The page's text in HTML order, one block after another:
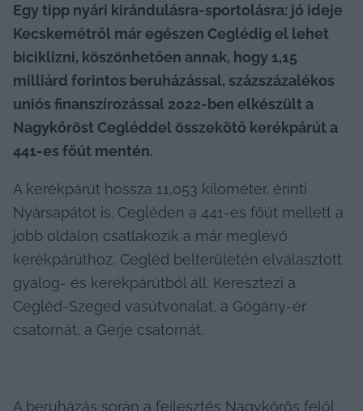
Egy tipp nyári kirándulásra-sportolásra: jó ideje
Kecskemétről már egészen Ceglédig el lehet
biciklizni, köszönhetően annak, hogy 1,15
milliárd forintos beruházással, százszázalékos
uniós finanszírozással 2022-ben elkészült a
Nagykőröst Cegléddel összekötő kerékpárút a
441-es főút mentén.
A kerékpárút hossza 11,053 kilométer, érinti
Nyársapátot is. Cegléden a 441-es főút mellett a
jobb oldalon csatlakozik a már meglévő
kerékpárúthoz, Cegléd belterületén elválasztott
gyalog- és kerékpárútból áll. Keresztezi a
Cegléd-Szeged vasútvonalat, a Gógány-ér
csatornát, a Gerje csatornát.
A beruházás során a fejlesztés Nagykőrös felől